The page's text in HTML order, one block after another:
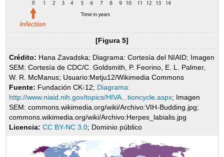
[Figura 5]
Crédito: Hana Zavadska; Diagrama: Cortesía del NIAID; Imagen
SEM: Cortesía de CDC/C. Goldsmith, P. Feorino, E. L. Palmer,
W. R. McManus; Usuario:Metju12/Wikimedia Commons
Fuente: Fundación CK-12; Diagrama:
http://www.niaid.nih.gov/topics/HIVA...tioncycle.aspx; Imagen
SEM: commons.wikimedia.org/wiki/Archivo:VIH-Budding.jpg;
commons.wikimedia.org/wiki/Archivo:Herpes_labialis.jpg
Licencia: CC BY-NC 3.0; Dominio público